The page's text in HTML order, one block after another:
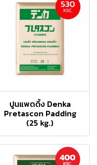
ปูนแพดดิ้ง Denka
Pretascon Padding
(25 kg.)